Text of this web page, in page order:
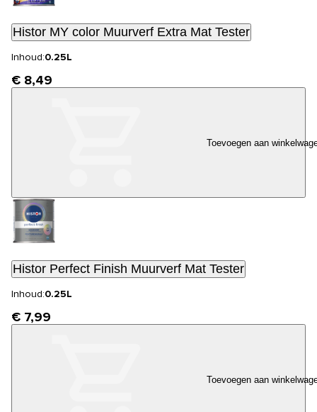
Histor MY color Muurverf Extra Mat Tester
Inhoud:0.25L
€ 8,49
Toevoegen aan
Histor Perfect Finish Muurverf Mat Tester
Inhoud:0.25L
€ 7,99
Toevoegen aan